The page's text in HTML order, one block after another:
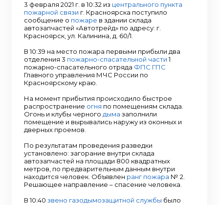
3 февраля 2021 г. в 10:32 из центрального пункта
пожарной связи г. Красноярска поступило
сообщение о пожаре в здании склада
автозапчастей «Автотрейд» по адресу: г.
Красноярск, ул. Калинина, д. 60/1.
В 10:39 на место пожара первыми прибыли два
отделения 3 пожарно-спасательной части1
пожарно-спасательного отряда ФПС ГПС
Главного управления МЧС России по
Красноярскому краю.
На момент прибытия происходило быстрое
распространение огня по помещениям склада.
Огонь и клубы черного дыма заполнили
помещение и вырывались наружу из оконных и
дверных проемов.
По результатам проведения разведки
установлено: загорание внутри склада
автозапчастей на площади 800 квадратных
метров, по предварительным данным внутри
находится человек. Объявлен ранг пожара № 2.
Решающее направление – спасение человека.
В 10:40 звено газодымозащитной службы было